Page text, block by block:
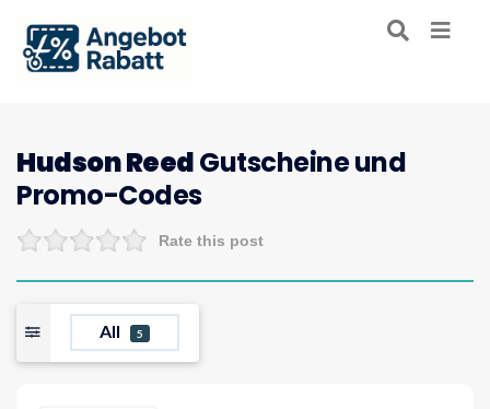
Hudson ReedGutscheine und
Promo-Codes
Rate this post
All 5